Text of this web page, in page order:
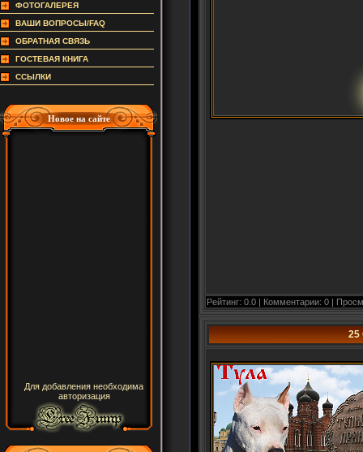
ФОТОГАЛЕРЕЯ
ВАШИ ВОПРОСЫ/FAQ
ОБРАТНАЯ СВЯЗЬ
ГОСТЕВАЯ КНИГА
ССЫЛКИ
Новое на сайте
Для добавления необходима
авторизация
Рейтинг: 0.0 | Комментарии: 0 |
25